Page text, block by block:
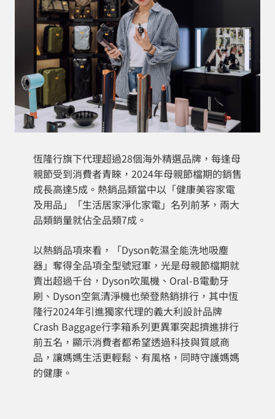
恆隆行旗下代理超過28個海外精選品牌，每逢母
親節受到消費者青睞，2024年母親節檔期的銷售
成長高達5成。熱銷品類當中以「健康美容家電
及用品」「生活居家淨化家電」名列前茅，兩大
品類銷量就佔全品類7成。
以熱銷品項來看，「Dyson乾濕全能洗地吸塵
器」奪得全品項全型號冠軍，光是母親節檔期就
賣出超過千台，Dyson吹風機、Oral-B電動牙
刷、Dyson空氣清淨機也榮登熱銷排行，其中恆
隆行2024年引進獨家代理的義大利設計品牌
Crash Baggage行李箱系列更異軍突起擠進排行
前五名，顯示消費者都希望透過科技與質感商
品，讓媽媽生活更輕鬆、有風格，同時守護媽媽
的健康。